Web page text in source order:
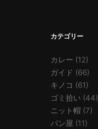
カテゴリー
カレー (12)
ガイド (66)
キノコ (61)
ゴミ拾い (44)
ニット帽 (7)
パン屋 (11)